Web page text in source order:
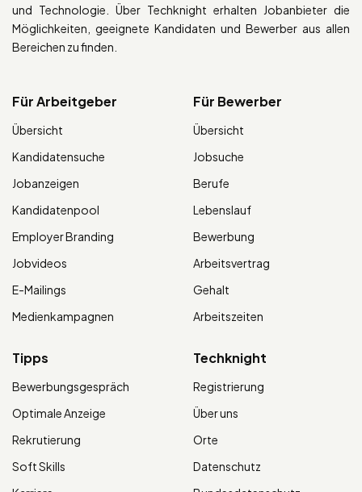
und Technologie. Über Techknight erhalten Jobanbieter die
Möglichkeiten, geeignete Kandidaten und Bewerber aus allen
Bereichen zu finden.
Für Arbeitgeber
Übersicht
Kandidatensuche
Jobanzeigen
Kandidatenpool
Employer Branding
Jobvideos
E-Mailings
Medienkampagnen
Für Bewerber
Übersicht
Jobsuche
Berufe
Lebenslauf
Bewerbung
Arbeitsvertrag
Gehalt
Arbeitszeiten
Tipps
Bewerbungsgespräch
Optimale Anzeige
Rekrutierung
Soft Skills
Techknight
Registrierung
Über uns
Orte
Datenschutz